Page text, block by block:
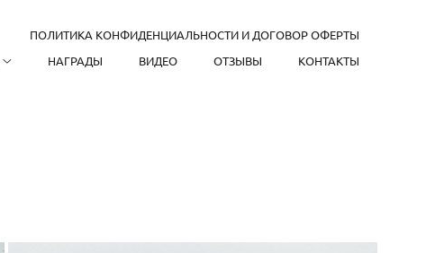
ПОЛИТИКА КОНФИДЕНЦИАЛЬНОСТИ И ДОГОВОР ОФЕРТЫ
НАГРАДЫ ВИДЕО ОТЗЫВЫ КОНТАКТЫ